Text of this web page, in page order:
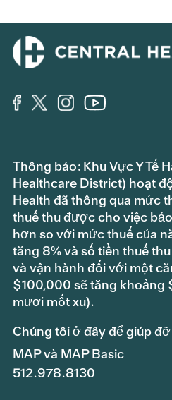
Thông báo: Khu Vực Y Tế
Healthcare District) hoạt
Health đã thông qua mức
thuế thu được cho việc
hơn so với mức thuế của
tăng 8% và số tiền thuế
và vận hành đối với một
$100,000 sẽ tăng khoảng
mươi mốt xu).
Chúng tôi ở đây để giúp
MAP và MAP Basic
512.978.8130